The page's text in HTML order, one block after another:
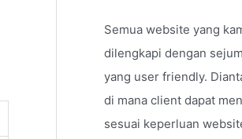
Semua website yang
dilengkapi dengan
yang user friendly.
di mana client dapat
sesuai keperluan